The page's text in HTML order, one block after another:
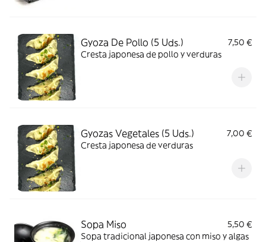
Gyoza De Pollo (5 Uds.)
7,50 €
Cresta japonesa de pollo y verduras
Gyozas Vegetales (5 Uds.)
7,00 €
Cresta japonesa de verduras
Sopa Miso
5,50 €
Sopa tradicional japonesa con miso y algas